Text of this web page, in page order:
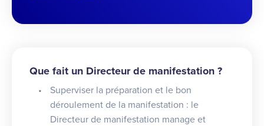
Que fait un Directeur de manifestation ?
Superviser la préparation et le bon
déroulement de la manifestation : le
Directeur de manifestation manage et